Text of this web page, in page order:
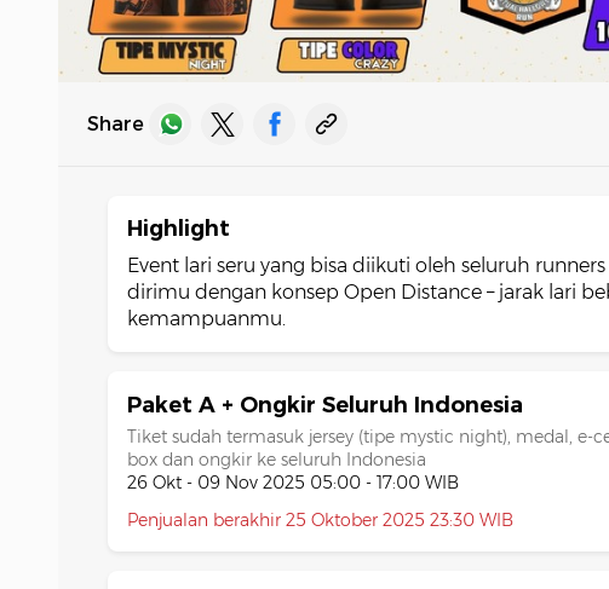
Share
Highlight
Event lari seru yang bisa diikuti oleh seluruh
dirimu dengan konsep Open Distance – jarak lari
kemampuanmu.
Paket A + Ongkir Seluruh Indonesia
Tiket sudah termasuk jersey (tipe mystic night), medal, e-
box dan ongkir ke seluruh Indonesia
26 Okt - 09 Nov 2025 05:00 - 17:00 WIB
Penjualan berakhir 25 Oktober 2025 23:30 WIB